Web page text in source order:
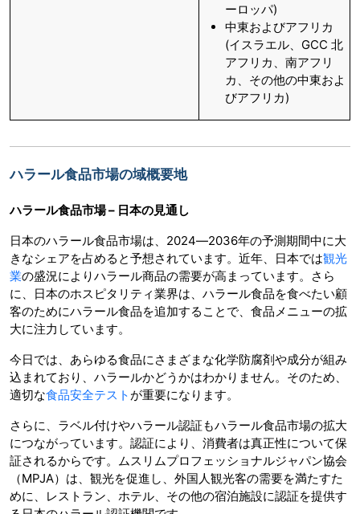
ーロッパ)
中東およびアフリカ
(イスラエル、GCC 北
アフリカ、南アフリ
カ、その他の中東およ
びアフリカ)
ハラール食品市場の域概要地
ハラール食品市場 – 日本の見通し
日本のハラール食品市場は、2024―2036年の予測期間中に大
きなシェアを占めると予想されています。近年、日本では観光
業の盛況によりハラール商品の需要が高まっています。さら
に、日本のホスピタリティ業界は、ハラール食品を食べたい顧
客のためにハラール食品を追加することで、食品メニューの拡
大に注力しています。
今日では、あらゆる食品にさまざまな化学防腐剤や成分が組み
込まれており、ハラールかどうかはわかりません。そのため、
適切な食品安全テスト が重要になります。
さらに、ラベル付けやハラール認証もハラール食品市場の拡大
につながっています。認証により、消費者は真正性について保
証されるからです。ムスリムプロフェッショナルジャパン協会
（MPJA）は、観光を促進し、外国人観光客の需要を満たすた
めに、レストラン、ホテル、その他の宿泊施設に認証を提供す